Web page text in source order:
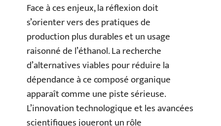
Face à ces enjeux, la réflexion doit
s’orienter vers des pratiques de
production plus durables et un usage
raisonné de l’éthanol. La recherche
d’alternatives viables pour réduire la
dépendance à ce composé organique
apparaît comme une piste sérieuse.
L’innovation technologique et les avancées
scientifiques joueront un rôle